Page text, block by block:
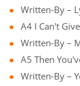
Written-By –
A4 I Can't
Written-By –
A5 Then
Written-By –